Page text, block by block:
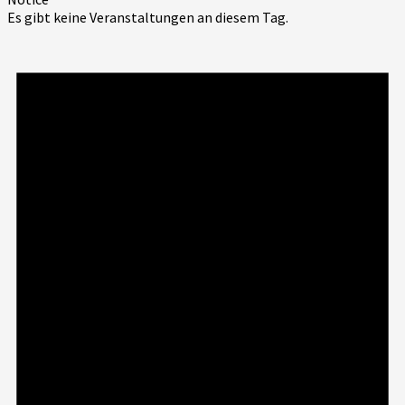
Es gibt keine Veranstaltungen an diesem Tag.